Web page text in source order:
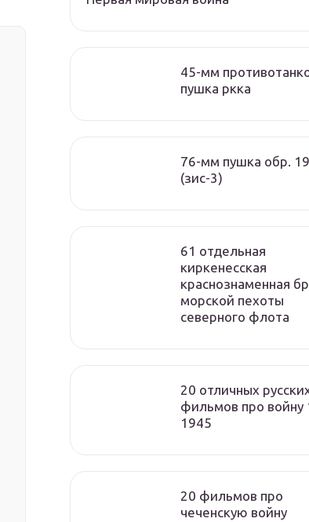
45-мм
пушка ркка
76-мм пушка обр.
(зис-3)
61 отдельная
киркенесская
краснознаменная
морской пехоты
cеверного флота
20 отличных
фильмов про войну
1945
20 фильмов про
чеченскую войну